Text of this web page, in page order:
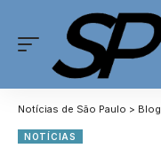
Notícias de São Paulo > Blog
NOTÍCIAS